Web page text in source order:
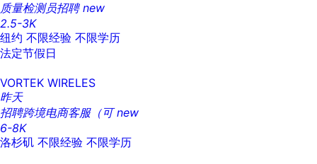
质量检测员招聘 new
2.5-3K
纽约 不限经验 不限学历
法定节假日
VORTEK WIRELES
昨天
招聘跨境电商客服（可 new
6-8K
洛杉矶 不限经验 不限学历